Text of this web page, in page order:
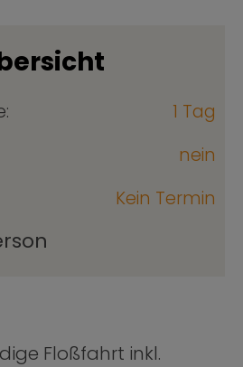
1 Tag
nein
Kein Termin
Floßfahrt inkl.